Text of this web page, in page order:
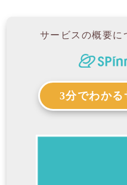
サービスの概要に
3分でわか